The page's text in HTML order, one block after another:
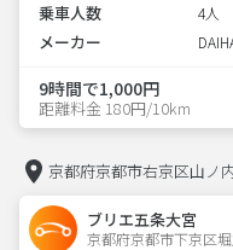
乗車人数 4人
メーカー
9時間で1,000円
距離料金 180円/10km
京都府京都市右京区山ノ
ブリエ五条大宮
京都府京都市下京区